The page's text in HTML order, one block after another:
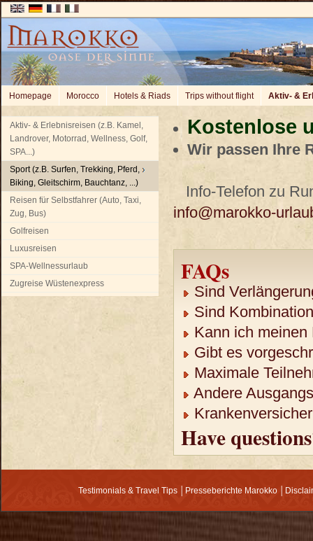
Homepage Morocco Hotels & Riads Trips without flight Aktiv- &
Aktiv- & Erlebnisreisen (z.B. Kamel,
Landrover, Motorrad, Wellness, Golf,
SPA...)
Sport (z.B. Surfen, Trekking, Pferd,
Biking, Gleitschirm, Bauchtanz, ...)
Reisen für Selbstfahrer (Auto, Taxi,
Zug, Bus)
Golfreisen
Luxusreisen
SPA-Wellnessurlaub
Zugreise Wüstenexpress
Kostenlose
Wir passen Ihre
Info-Telefon zu
info@marokko-
FAQs
Sind
Sind
Kann ich meinen
Gibt es
Maximale
Andere
Have
Testimonials & Travel Tips Presseberichte Marokko